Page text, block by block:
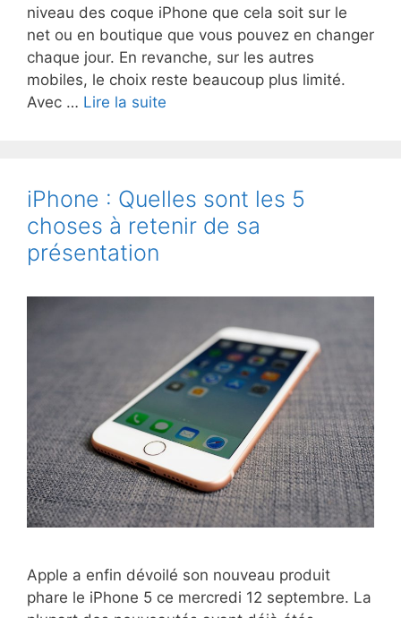
niveau des coque iPhone que cela soit sur le
net ou en boutique que vous pouvez en changer
chaque jour. En revanche, sur les autres
mobiles, le choix reste beaucoup plus limité.
Avec … Lire la suite
Etuis
et
coques
un
choix
iPhone : Quelles sont les 5
choses à retenir de sa
présentation
Apple a enfin dévoilé son nouveau produit
phare le iPhone 5 ce mercredi 12 septembre. La